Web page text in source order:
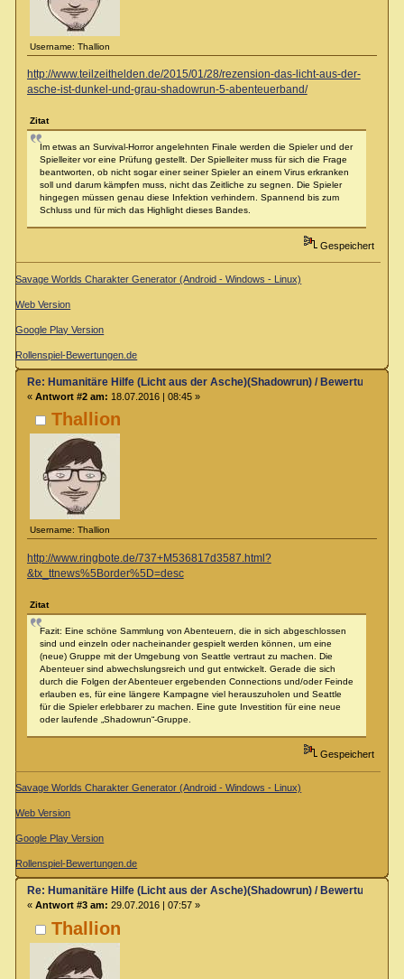
Username: Thallion
http://www.teilzeithelden.de/2015/01/28/rezension-das-licht-aus-der-
asche-ist-dunkel-und-grau-shadowrun-5-abenteuerband/
Zitat
Im etwas an Survival-Horror angelehnten Finale werden die Spieler und der
Spielleiter vor eine Prüfung gestellt. Der Spielleiter muss für sich die Frage
beantworten, ob nicht sogar einer seiner Spieler an einem Virus erkranken
soll und darum kämpfen muss, nicht das Zeitliche zu segnen. Die Spieler
hingegen müssen genau diese Infektion verhindern. Spannend bis zum
Schluss und für mich das Highlight dieses Bandes.
Gespeichert
Savage Worlds Charakter Generator (Android - Windows - Linux)
Web Version
Google Play Version
Rollenspiel-Bewertungen.de
Thallion
Username: Thallion
Re: Humanitäre Hilfe (Licht aus der Asche)(Shadowrun) / Bewertung &
« Antwort #2 am: 18.07.2016 | 08:45 »
http://www.ringbote.de/737+M536817d3587.html?
&tx_ttnews%5Border%5D=desc
Zitat
Fazit: Eine schöne Sammlung von Abenteuern, die in sich abgeschlossen
sind und einzeln oder nacheinander gespielt werden können, um eine
(neue) Gruppe mit der Umgebung von Seattle vertraut zu machen. Die
Abenteuer sind abwechslungsreich und gut entwickelt. Gerade die sich
durch die Folgen der Abenteuer ergebenden Connections und/oder Feinde
erlauben es, für eine längere Kampagne viel herauszuholen und Seattle
für die Spieler erlebbarer zu machen. Eine gute Investition für eine neue
oder laufende „Shadowrun“-Gruppe.
Gespeichert
Savage Worlds Charakter Generator (Android - Windows - Linux)
Web Version
Google Play Version
Rollenspiel-Bewertungen.de
Thallion
Re: Humanitäre Hilfe (Licht aus der Asche)(Shadowrun) / Bewertung &
« Antwort #3 am: 29.07.2016 | 07:57 »